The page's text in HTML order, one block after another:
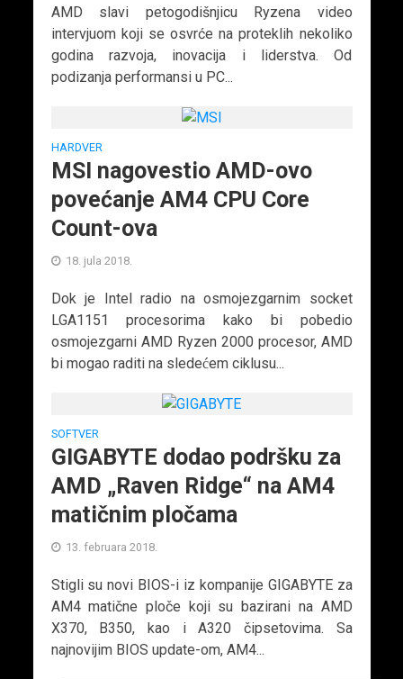
AMD slavi petogodišnjicu Ryzena video
intervjuom koji se osvrće na proteklih nekoliko
godina razvoja, inovacija i liderstva. Od
podizanja performansi u PC...
HARDVER
MSI nagovestio AMD-ovo
povećanje AM4 CPU Core
Count-ova
18. jula 2018.
Dok je Intel radio na osmojezgarnim socket
LGA1151 procesorima kako bi pobedio
osmojezgarni AMD Ryzen 2000 procesor, AMD
bi mogao raditi na sledećem ciklusu...
SOFTVER
GIGABYTE dodao podršku za
AMD „Raven Ridge“ na AM4
matičnim pločama
13. februara 2018.
Stigli su novi BIOS-i iz kompanije GIGABYTE za
AM4 matične ploče koji su bazirani na AMD
X370, B350, kao i A320 čipsetovima. Sa
najnovijim BIOS update-om, AM4...